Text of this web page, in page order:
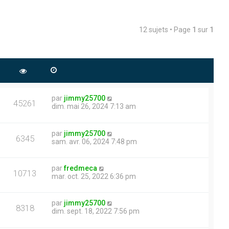
12 sujets • Page 1 sur 1
45261 par jimmy25700
dim. mai 26, 2024 7:13 am
6345 par jimmy25700
sam. avr. 06, 2024 7:48 pm
10713 parfredmeca
mar. oct. 25, 2022 6:36 pm
8318 par jimmy25700
dim. sept. 18, 2022 7:56 pm